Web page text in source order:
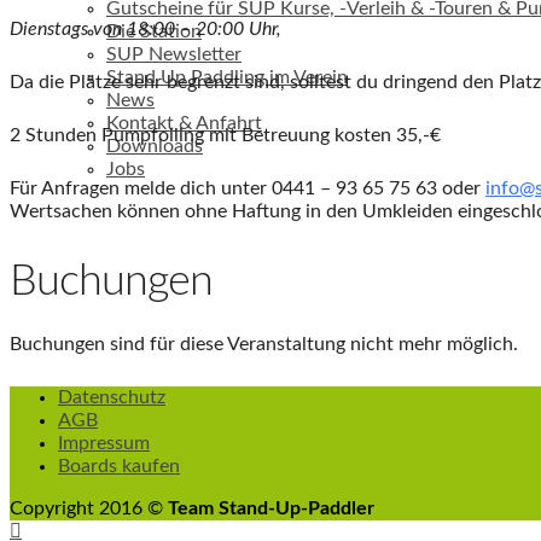
Gutscheine für SUP Kurse, -Verleih & -Touren &
Die Station
SUP Newsletter
Stand Up Paddling im Verein
News
Kontakt & Anfahrt
Downloads
Jobs
Dienstags von 18:00 – 20:00 Uhr,
Da die Plätze sehr begrenzt sind, solltest du dringend den
2 Stunden Pumpfoiling mit Betreuung kosten 35,-€
Für Anfragen melde dich unter 0441 – 93 65 75 63 oder
Wertsachen können ohne Haftung in den Umkleiden
Buchungen
Buchungen sind für diese Veranstaltung nicht mehr möglich.
Datenschutz
AGB
Impressum
Boards kaufen
Copyright 2016 © Team Stand-Up-Paddler